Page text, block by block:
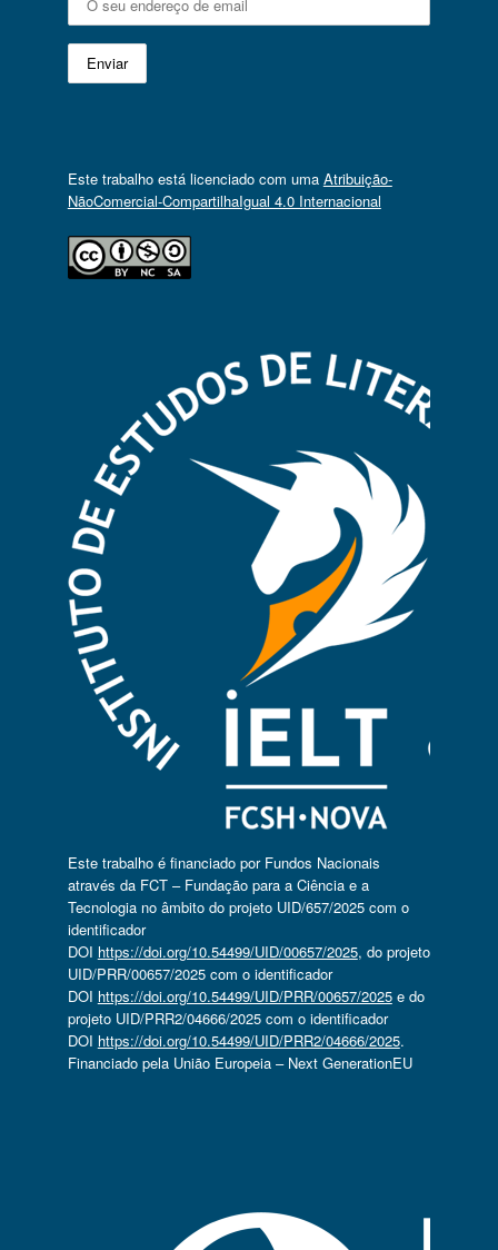
Este trabalho está licenciado com uma Atribuição-
NãoComercial-CompartilhaIgual 4.0 Internacional
Este trabalho é financiado por Fundos Nacionais
através da FCT – Fundação para a Ciência e a
Tecnologia no âmbito do projeto UID/657/2025 com o
identificador
DOI https://doi.org/10.54499/UID/00657/2025, do projeto
UID/PRR/00657/2025 com o identificador
DOI https://doi.org/10.54499/UID/PRR/00657/2025e do
projeto UID/PRR2/04666/2025 com o identificador
DOI https://doi.org/10.54499/UID/PRR2/04666/2025.
Financiado pela União Europeia – Next GenerationEU